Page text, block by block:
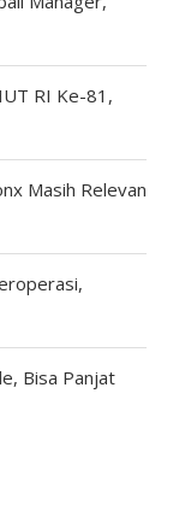
RI Ke-81,
Masih Relevan
Bisa Panjat